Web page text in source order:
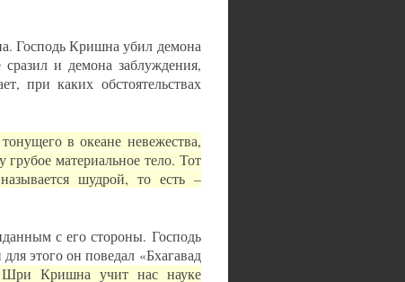
Господь Кришна убил демона
и демона заблуждения,
при каких обстоятельствах
в океане невежества,
материальное тело. Тот
шудрой, то есть –
с его стороны. Господь
этого он поведал «Бхагавад
Шри Кришна учит нас науке